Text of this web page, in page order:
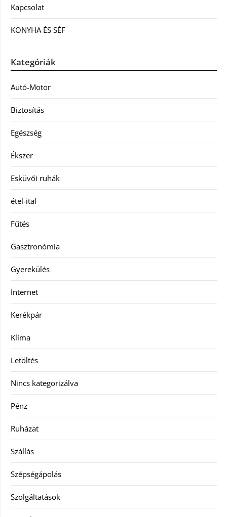
Kapcsolat
KONYHA ÉS SÉF
Kategóriák
Autó-Motor
Biztosítás
Egészség
Ékszer
Esküvői ruhák
étel-ital
Fűtés
Gasztronómia
Gyerekülés
Internet
Kerékpár
Klíma
Letöltés
Nincs kategorizálva
Pénz
Ruházat
Szállás
Szépségápolás
Szolgáltatások